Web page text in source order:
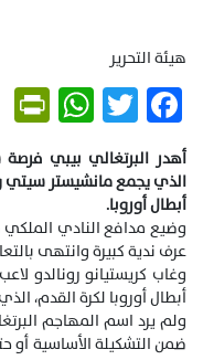
هيئة التحرير
Facebook
Twitter
أهدر البرتغالي بيبي فرصة
الذي يجمع مانشيستر سيتي
أبطال أوروبا.
وضيع مدافع النادي
عرف ندية كبيرة وانتهى
وغاب كريستيانو رونالدو
أبطال أوروبا لكرة القدم، الذي لعب
ولم يرد اسم المهاجم
ضمن التشكيلة الأساسية أو